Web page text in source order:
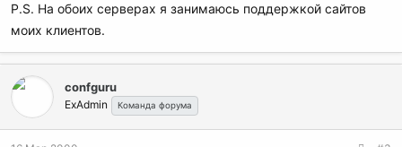
P.S. На обоих серверах я занимаюсь поддержкой сайтов
моих клиентов.
confguru
ExAdmin Команда форума